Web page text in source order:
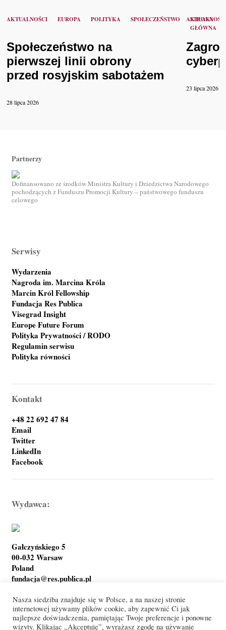
AKTUALNOŚCI EUROPA POLITYKA SPOŁECZEŃSTWO
STRONA
GŁÓWNA
Społeczeństwo na
pierwszej linii obrony
przed rosyjskim sabotażem
28 lipca 2026
23 lipca 2026
Partnerzy
Dofinansowano ze środków Ministra Kultury i Dziedzictwa Narodowego
pochodzących z Funduszu Promocji Kultury – państwowego funduszu
celowego
Serwisy
Wydarzenia
Nagroda im. Marcina Króla
Marcin Król Fellowship
Fundacja Res Publica
Visegrad Insight
Europe Future Forum
Polityka Prywatności / RODO
Regulamin serwisu
Polityka równości
Kontakt
+48 22 692 47 84
Email
Twitter
LinkedIn
Facebook
Wydawca:
Gałczyńskiego 5
00-032 Warsaw
Poland
fundacja@res.publica.pl
Polityka prywatności Warunki korzystania
Nasza siedziba znajduje się w Polsce, a na naszej stronie
internetowej używamy plików cookie, aby zapewnić Ci jak
najlepsze doświadczenia, pamiętając Twoje preferencje i ponowne
wizyty. Klikając „Akceptuję”, wyrażasz zgodę na używanie